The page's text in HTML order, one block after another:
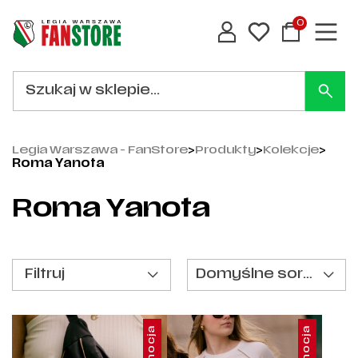
0
Legia Warszawa - FanStore>Produkty>Kolekcje>
Roma Yanota
Roma Yanota
Filtruj Domyślne sortowanie